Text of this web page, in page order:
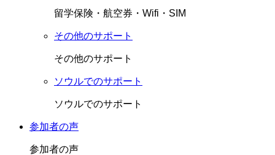
留学保険・航空券・Wifi・SIM
その他のサポート
その他のサポート
ソウルでのサポート
ソウルでのサポート
参加者の声
参加者の声